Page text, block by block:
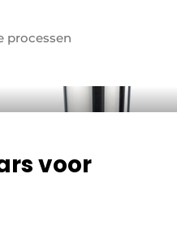
processen
voor